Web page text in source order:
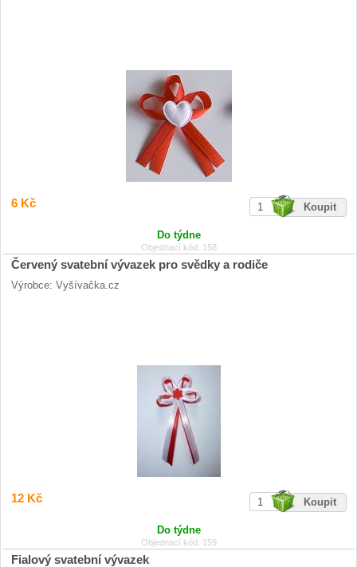
6 Kč
Do týdne
Objednací kód: 158
Červený svatební vývazek pro svědky a rodiče
Výrobce: Vyšívačka.cz
12 Kč
Do týdne
Objednací kód: 159
Fialový svatební vývazek